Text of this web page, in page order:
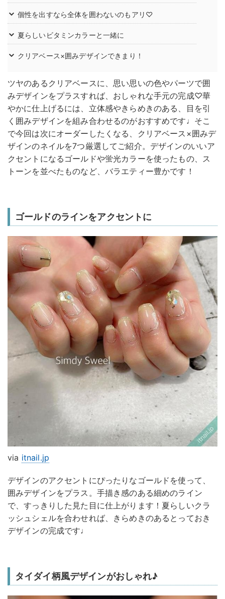
個性を出すなら全体を囲わないのもアリ♡
夏らしいビタミンカラーと一緒に
クリアベース×囲みデザインできまり！
ツヤのあるクリアベースに、思い思いの色やパーツで囲
みデザインをプラスすれば、おしゃれな手元の完成♡華
やかに仕上げるには、立体感やきらめきのある、目を引
く囲みデザインを組み合わせるのがおすすめです♩そこ
で今回は次にオーダーしたくなる、クリアベース×囲みデ
ザインのネイルを7つ厳選してご紹介。デザインのいいア
クセントになるゴールドや蛍光カラーを使ったもの、ス
トーンを並べたものなど、バラエティー豊かです！
ゴールドのラインをアクセントに
via itnail.jp
デザインのアクセントにぴったりなゴールドを使って、
囲みデザインをプラス。手描き感のある細めのライン
で、すっきりした見た目に仕上がります！夏らしいクラ
ッシュシェルを合わせれば、きらめきのあるとっておき
デザインの完成です♩
タイダイ柄風デザインがおしゃれ♪